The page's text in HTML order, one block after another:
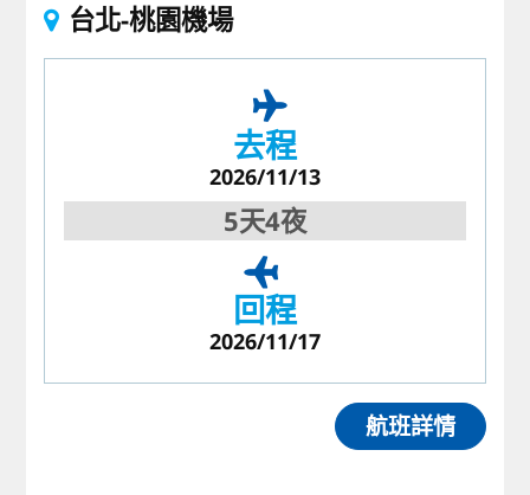
台北-桃園機場
去程
2026/11/13
5天4夜
回程
2026/11/17
航班詳情